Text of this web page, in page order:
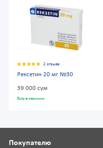
2 отзыва
Рексетин 20 мг №30
39 000 сум
Есть в наличии
Покупателю